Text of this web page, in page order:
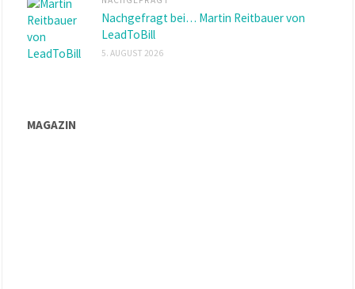
Nachgefragt bei… Martin Reitbauer von
LeadToBill
5. AUGUST 2026
MAGAZIN